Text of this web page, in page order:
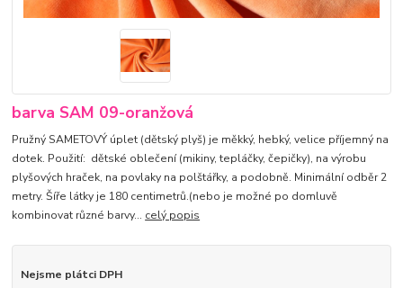
barva SAM 09-oranžová
Pružný SAMETOVÝ úplet (dětský plyš) je měkký, hebký, velice příjemný na
dotek. Použití: dětské oblečení (mikiny, tepláčky, čepičky), na výrobu
plyšových hraček, na povlaky na polštářky, a podobně. Minimální odběr 2
metry. Šíře látky je 180 centimetrů.(nebo je možné po domluvě
kombinovat různé barvy... celý popis
Nejsme plátci DPH